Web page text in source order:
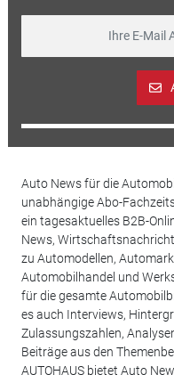
Auto News für die
unabhängige Abo-
ein tagesaktuelles B2B-
News,
zu Automodellen,
Automobilhandel und
für die gesamte
es auch Interviews,
Zulassungszahlen,
Beiträge aus den
AUTOHAUS bietet Auto